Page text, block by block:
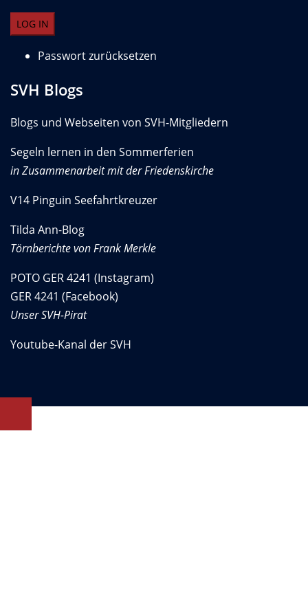
Passwort zurücksetzen
SVH Blogs
Blogs und Webseiten von SVH-Mitgliedern
Segeln lernen in den Sommerferien
in Zusammenarbeit mit der Friedenskirche
V14 Pinguin Seefahrtkreuzer
Tilda Ann-Blog
Törnberichte von Frank Merkle
POTO GER 4241 (Instagram)
GER 4241 (Facebook)
Unser SVH-Pirat
Youtube-Kanal der SVH